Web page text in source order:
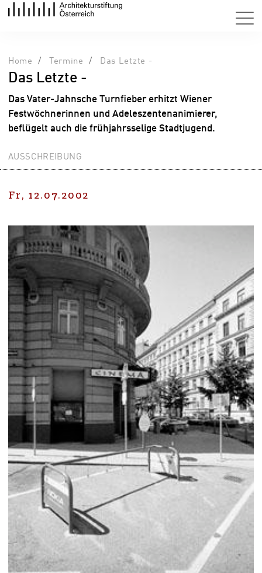
Home Termine Das Letzte -
Das Letzte -
Das Vater-Jahnsche Turnfieber erhitzt Wiener
Festwöchnerinnen und Adeleszentenanimierer,
beflügelt auch die frühjahrsselige Stadtjugend.
AUSSCHREIBUNG
Fr, 12.07.2002